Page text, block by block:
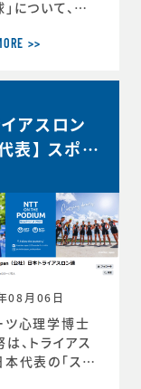
について、イ
球140km／
ンク大関友久
です」https://
article/
>>
イアスロン
表】 スポー
パフォーマ
ーチ 就任
08月06日
ツ心理学博士
、トライアス
本代表の「スポ